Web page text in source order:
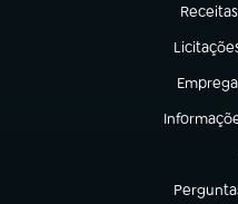
(abre
(abre em
(abre
(abre em
(abre em